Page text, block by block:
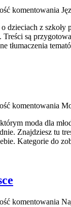
komentowania
z szkoły
są
tłumaczenia
komentowania
moda dla
Znajdziesz tu
Kategorie do
komentowania